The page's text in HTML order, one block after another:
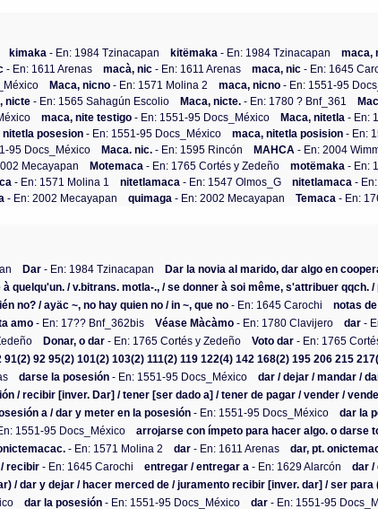
kimaka - En: 1984 Tzinacapan kitëmaka - En: 1984 Tzinacapan maca,
- En: 1611 Arenas macà, nic - En: 1611 Arenas maca, nic - En: 1645
Maca, nicno - En: 1571 Molina 2 maca, nicno - En: 1551-95
nicte - En: 1565 Sahagún Escolio Maca, nicte. - En: 1780 ? Bnf_361
maca, nite testigo - En: 1551-95 Docs_México Maca, nitetla - En:
nitetla posesion - En: 1551-95 Docs_México maca, nitetla posision - En:
95 Docs_México Maca. nic. - En: 1595 Rincón MAHCA - En: 2004
Mecayapan Motemaca - En: 1765 Cortés y Zedeño motëmaka - En:
- En: 1571 Molina 1 nitetlamaca - En: 1547 Olmos_G nitetlamaca -
- En: 2002 Mecayapan quimaga - En: 2002 Mecayapan Temaca - En:
Dar - En: 1984 Tzinacapan Dar la novia al marido, dar algo en
quelqu'un. / v.bitrans. motla-., / se donner à soi même, s'attribuer
no? / ayäc ~, no hay quien no / in ~, que no - En: 1645 Carochi
notas
amo - En: 17?? Bnf_362bis Véase Màcàmo - En: 1780 Clavijero dar -
Donar, o dar - En: 1765 Cortés y Zedeño Voto dar - En: 1765
92 95(2) 101(2) 103(2) 111(2) 119 122(4) 142 168(2) 195 206 215
darse la posesión - En: 1551-95 Docs_México
dar / dejar / mandar /
/ recibir [inver. Dar] / tener [ser dado a] / tener de pagar / vender /
a / dar y meter en la posesión - En: 1551-95 Docs_México dar la
1551-95 Docs_México arrojarse con ímpeto para hacer algo. o darse
- En: 1571 Molina 2 dar - En: 1611 Arenas dar, pt.
recibir - En: 1645 Carochi entregar / entregar a - En: 1629 Alarcón dar /
/ dar y dejar / hacer merced de / juramento recibir [inver. dar] / ser para
dar la posesión - En: 1551-95 Docs_México dar - En: 1551-95